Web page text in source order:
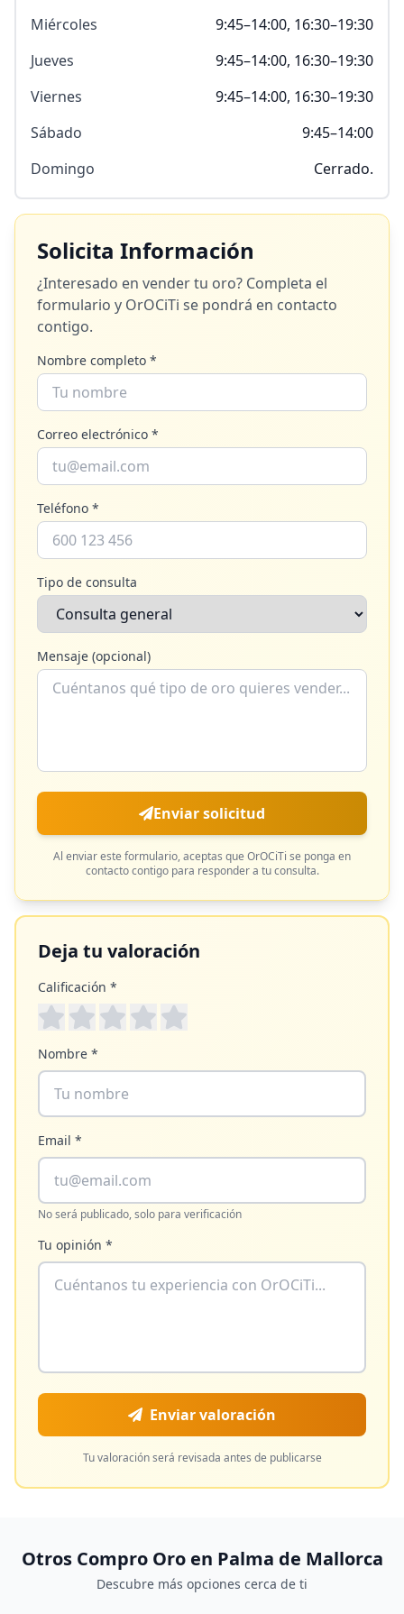
Miércoles
9:45–14:00, 16:30–19:30
Jueves
9:45–14:00, 16:30–19:30
Viernes
9:45–14:00, 16:30–19:30
Sábado
9:45–14:00
Domingo
Cerrado.
Solicita Información
¿Interesado en vender tu oro? Completa el
formulario y OrOCiTi se pondrá en contacto
contigo.
Nombre completo *
Correo electrónico *
Teléfono *
Tipo de consulta
Mensaje (opcional)
Enviar solicitud
Al enviar este formulario, aceptas que OrOCiTi se ponga en
contacto contigo para responder a tu consulta.
Deja tu valoración
Calificación *
Nombre *
Email *
No será publicado, solo para verificación
Tu opinión *
Enviar valoración
Tu valoración será revisada antes de publicarse
Otros Compro Oro en Palma de Mallorca
Descubre más opciones cerca de ti